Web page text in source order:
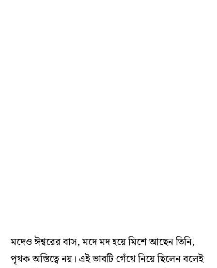
মদেও ঈশ্বরের বাস, মদে মদ হয়ে মিশে আছেন তিনি,
পৃথক অস্তিত্বে নয়। এই ভাবটি গেঁথে নিয়ে ছিলেন বলেই